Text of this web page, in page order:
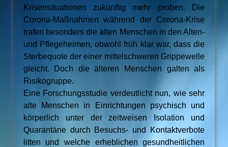
Krisensituationen zukünftig mehr proben. Die
Corona-Maßnahmen während der Corona-Krise
trafen besonders die alten Menschen in den Alten-
und Pflegeheimen, obwohl früh klar war, dass die
Sterbequote der einer mittelschweren Grippewelle
gleicht. Doch die älteren Menschen galten als
Risikogruppe.
Eine Forschungsstudie verdeutlicht nun, wie sehr
alte Menschen in Einrichtungen psychisch und
körperlich unter der zeitweisen Isolation und
Quarantäne durch Besuchs- und Kontaktverbote
litten und welche erheblichen gesundheitlichen